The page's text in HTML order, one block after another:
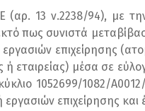
13 ν.2238/94), με την
πως συνιστά
επιχείρησης
ή εταιρείας) μέσα σε
1052699/1082/
επιχείρησης και